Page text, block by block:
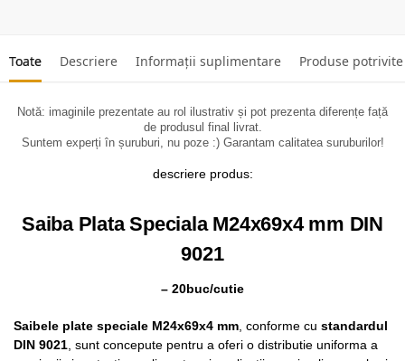
Toate Descriere Informații suplimentare Produse potrivite
Notă: imaginile prezentate au rol ilustrativ și pot prezenta diferențe față
de produsul final livrat.
Suntem experți în șuruburi, nu poze :) Garantam calitatea suruburilor!
descriere produs:
Saiba Plata Speciala M24x69x4 mm DIN
9021
– 20buc/cutie
Saibele plate speciale M24x69x4 mm , conforme cu standardul
DIN 9021 , sunt concepute pentru a oferi o distributie uniforma a